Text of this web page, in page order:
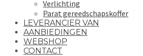
Verlichting
Parat gereedschapskoffer
LEVERANCIER VAN
AANBIEDINGEN
WEBSHOP
CONTACT